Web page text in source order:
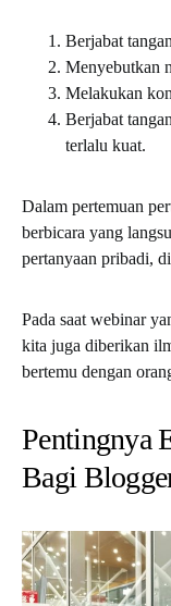
Berjabat tangan
Menyebutkan
Melakukan
Berjabat
terlalu kuat.
Dalam pertemuan
berbicara yang
pertanyaan pribadi,
Pada saat webinar
kita juga diberikan
bertemu dengan
Pentingnya
Bagi